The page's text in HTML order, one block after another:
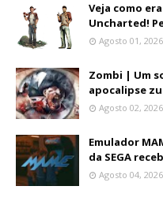
Veja como
Uncharted!
Agosto 01, 2026
Zombi | Um
apocalipse
Agosto 02, 2026
Emulador
da SEGA
Agosto 04, 2026